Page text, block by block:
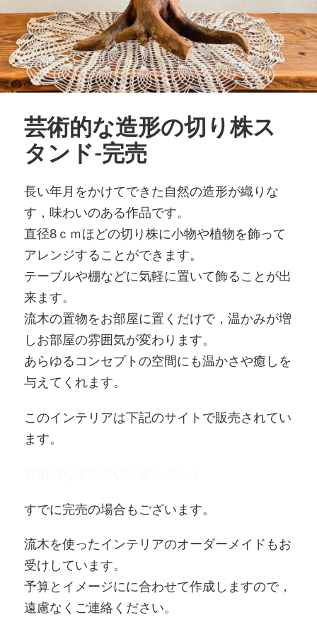
芸術的な造形の切り株ス
タンド-完売
長い年月をかけてできた自然の造形が織りな
す，味わいのある作品です。
直径8ｃｍほどの切り株に小物や植物を飾って
アレンジすることができます。
テーブルや棚などに気軽に置いて飾ることが出
来ます。
流木の置物をお部屋に置くだけで，温かみが増
しお部屋の雰囲気が変わります。
あらゆるコンセプトの空間にも温かさや癒しを
与えてくれます。
このインテリアは下記のサイトで販売されてい
ます。
すでに完売の場合もございます。
流木を使ったインテリアのオーダーメイドもお
受けしています。
予算とイメージにに合わせて作成しますので，
遠慮なくご連絡ください。